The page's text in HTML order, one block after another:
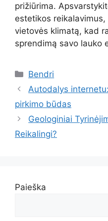
prižiūrima.
estetikos
vietovės klimatą, kad
sprendimą savo lauko
Kategorijos
Bendri
Autodalys
pirkimo būdas
Geologiniai
Reikalingi?
Paieška